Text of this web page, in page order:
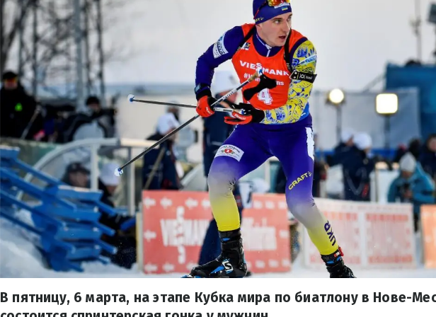
В пятницу, 6 марта, на этапе Кубка мира по биатлону в Нове-